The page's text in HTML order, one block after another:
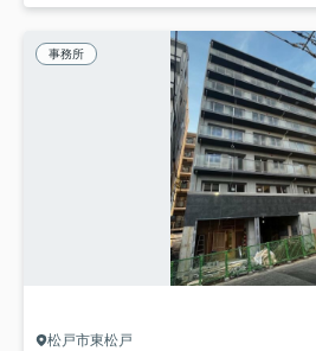
事務所
松戸市東松戸